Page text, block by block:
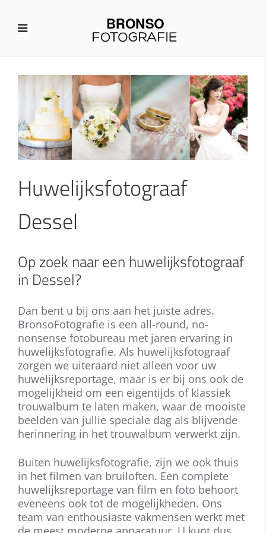
Huwelijksfotograaf
Dessel
Op zoek naar een huwelijksfotograaf
in Dessel?
Dan bent u bij ons aan het juiste adres.
BronsoFotografie is een all-round, no-
nonsense fotobureau met jaren ervaring in
huwelijksfotografie. Als huwelijksfotograaf
zorgen we uiteraard niet alleen voor uw
huwelijksreportage, maar is er bij ons ook de
mogelijkheid om een eigentijds of klassiek
trouwalbum te laten maken, waar de mooiste
beelden van jullie speciale dag als blijvende
herinnering in het trouwalbum verwerkt zijn.
Buiten huwelijksfotografie, zijn we ook thuis
in het filmen van bruiloften. Een complete
huwelijksreportage van film en foto behoort
eveneens ook tot de mogelijkheden. Ons
team van enthousiaste vakmensen werkt met